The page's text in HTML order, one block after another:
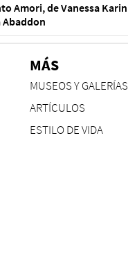
Amori, de Vanessa Karin
Abaddon
MÁS
MUSEOS Y GALERÍAS
ARTÍCULOS
ESTILO DE VIDA